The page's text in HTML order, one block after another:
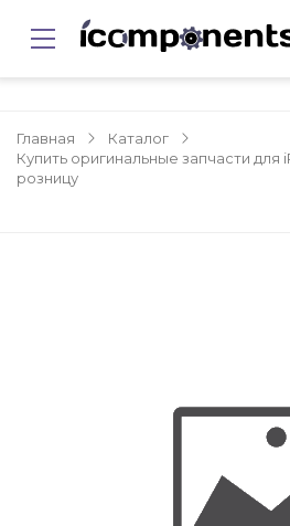
Главная
Каталог
Купить оригинальные запчасти для
розницу